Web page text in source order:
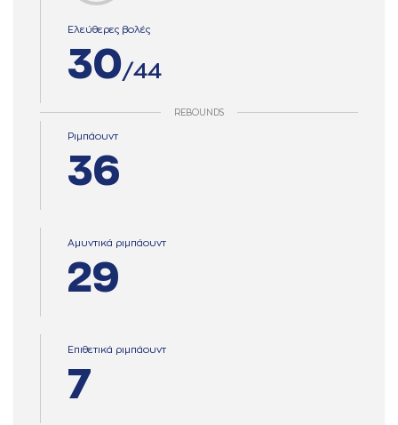
Ελεύθερες βολές
30/44
REBOUNDS
Ριμπάουντ
36
Αμυντικά ριμπάουντ
29
Επιθετικά ριμπάουντ
7